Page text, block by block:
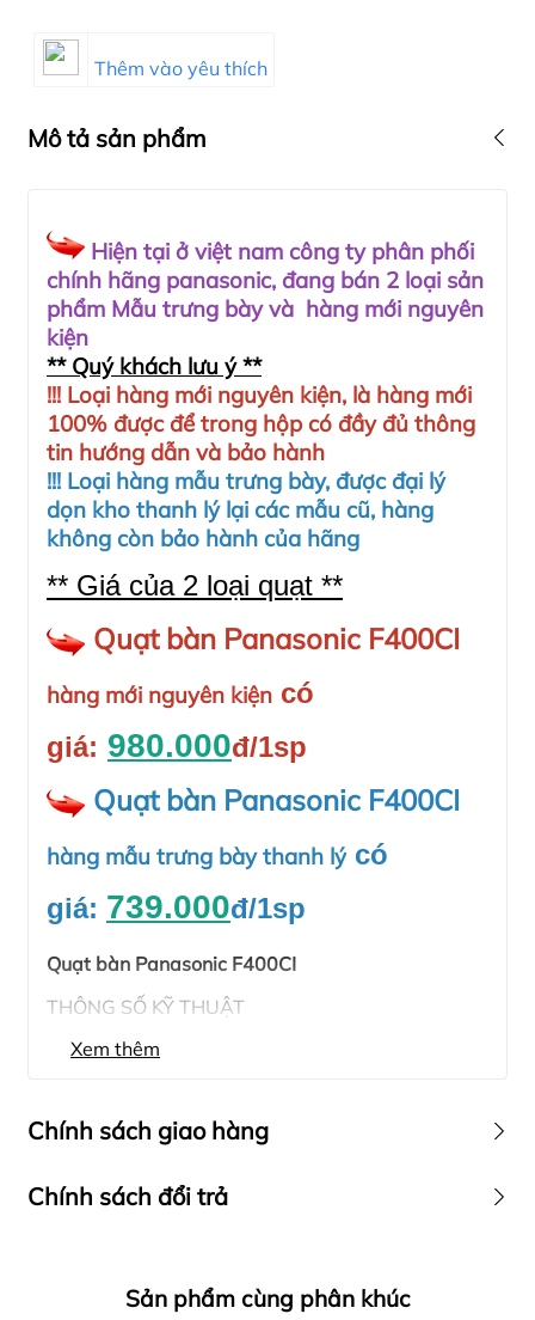
Thêm vào yêu thích
Mô tả sản phẩm
Hiện tại ở việt nam công ty phân phối
chính hãng panasonic, đang bán 2 loại sản
phẩm Mẫu trưng bày và hàng mới nguyên
kiện
** Quý khách lưu ý **
!!! Loại hàng mới nguyên kiện, là hàng mới
100% được để trong hộp có đầy đủ thông
tin hướng dẫn và bảo hành
!!! Loại hàng mẫu trưng bày, được đại lý
dọn kho thanh lý lại các mẫu cũ, hàng
không còn bảo hành của hãng
** Giá của 2 loại quạt **
Quạt bàn Panasonic F400CI
hàng mới nguyên kiện có
giá: 980.000đ/1sp
Quạt bàn Panasonic F400CI
hàng mẫu trưng bày thanh lý có
giá: 739.000đ/1sp
Quạt bàn Panasonic F400CI
THÔNG SỐ KỸ THUẬT
F400CI MÀU TRẮNG NGÀ
Công suất : 53.8W
Lưu lượng gió: 63 m3/phút
Đường kính cánh: 40cm
THÔNG TIN CẦN BIẾT
Xem thêm
Chính sách giao hàng
Chính sách đổi trả
Sản phẩm cùng phân khúc